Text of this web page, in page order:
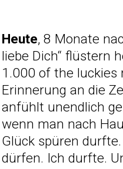
Heute, 8 Monate
liebe Dich“ flüstern
1.000 of the luckies
Erinnerung an die
anfühlt unendlich
wenn man nach
Glück spüren
dürfen. Ich durfte.